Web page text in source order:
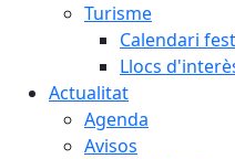
Turisme
Calendari
Llocs
Actualitat
Agenda
Avisos